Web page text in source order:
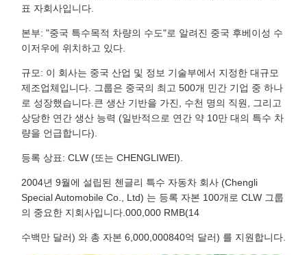
표 자회사입니다.
본부: "중국 특수목적 차량의 수도"로 알려진 중국 후베이성 수
이저우에 위치하고 있다.
규모: 이 회사는 중국 산업 및 정보 기술부에서 지정한 대규모
제조업체입니다. 그룹은 중국의 최고 500개 민간 기업 중 하나
로 성장했습니다.큰 생산 기반을 가진, 수천 명의 직원, 그리고
상당한 연간 생산 능력 (일반적으로 연간 약 10만 대의 특수 차
량을 언급합니다).
등록 상표: CLW (또는 CHENGLIWEI).
2004년 9월에 설립된 첸글리 특수 자동차 회사 (Chengli
Special Automobile Co., Ltd) 는 등록 자본 100개로 CLW 그룹
의 중요한 지회사입니다.000,000 RMB(14
수백만 달러) 와 총 자본 6,000,000840억 달러) 를 지원합니다.